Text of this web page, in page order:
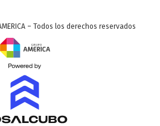
– Todos los derechos reservados